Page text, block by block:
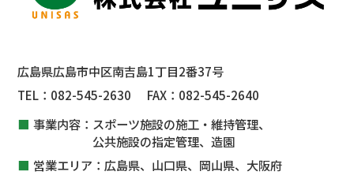
広島県広島市中区南吉島1丁目2番37号
TEL： 082-545-2630 FAX： 082-545-2640
事業内容： スポーツ施設の施工・維持管理、
公共施設の指定管理、 造園
営業エリア： 広島県、山口県、岡山県、大阪府